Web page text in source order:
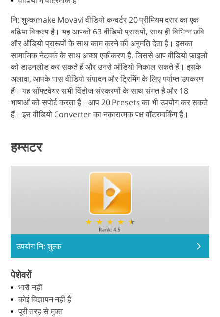
नि: शुल्कmake Movavi वीडियो कन्वर्टर 20 प्रीमियम दरार का एक
बढ़िया विकल्प है। यह आपको 63 वीडियो प्रारूपों, साथ ही विभिन्न छवि
और ऑडियो प्रारूपों के साथ काम करने की अनुमति देता है। इसका
सामाजिक नेटवर्क के साथ अच्छा एकीकरण है, जिससे आप वीडियो फ़ाइलों
को डाउनलोड कर सकते हैं और उनसे ऑडियो निकाल सकते हैं। इसके
अलावा, आपके पास वीडियो संपादन और ट्रिमिंग के लिए पर्याप्त उपकरण
हैं। यह सॉफ्टवेयर सभी विंडोज संस्करणों के साथ संगत है और 18
भाषाओं को सपोर्ट करता है। आप 20 Presets का भी उपयोग कर सकते
हैं। इस वीडियो Converter का नकारात्मक पक्ष वॉटरमार्किंग है।
हम्सटर
उपयोग नि: शुल्क
पेशेवरों
भारी नहीं
कोई विज्ञापन नहीं हैं
पूरी तरह से मुक्त